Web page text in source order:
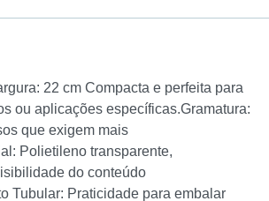
22 cm Compacta e perfeita para
ou aplicações específicas.Gramatura:
que exigem mais
Polietileno transparente,
do conteúdo
Tubular: Praticidade para embalar